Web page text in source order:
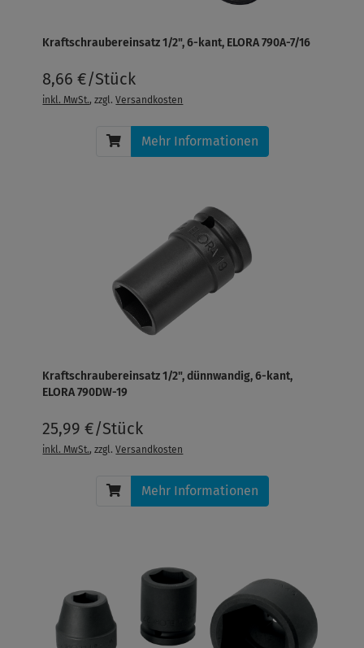
Kraftschraubereinsatz 1/2", 6-kant, ELORA 790A-7/16
8,66 €/Stück
inkl. MwSt., zzgl.Versandkosten
Mehr Informationen
Kraftschraubereinsatz 1/2", dünnwandig, 6-kant,
ELORA 790DW-19
25,99 €/Stück
inkl. MwSt., zzgl.Versandkosten
Mehr Informationen